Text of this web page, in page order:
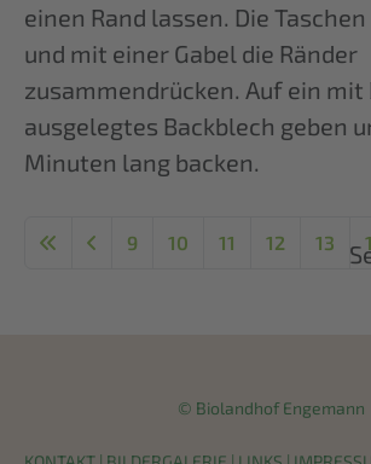
einen Rand lassen. Die
und mit einer Gabel die Ränder
zusammendrücken. Auf ein mit
ausgelegtes Backblech geben
Minuten lang backen.
9 10 11 12 13
© Biolandhof Engemann